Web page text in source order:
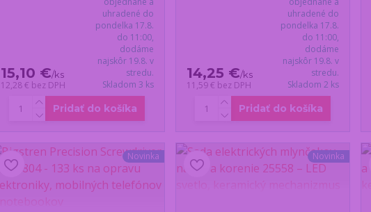
15,10 €/ks
12,28 € bez DPH
uhradené do
pondelka 17.8.
do 11:00,
dodáme
najskôr 19.8. v
stredu.
Skladom 3 ks
Pridať do košíka
14,25 €/ks
11,59 € bez DPH
uhradené do
pondelka 17.8.
do 11:00,
dodáme
najskôr 19.8. v
stredu.
Skladom 2 ks
Pridať do košíka
Novinka Novinka